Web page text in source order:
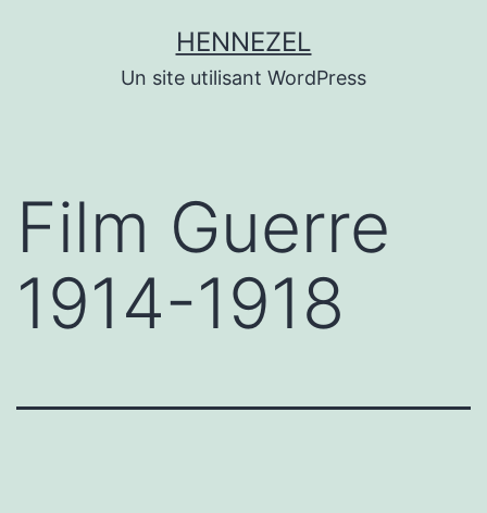
HENNEZEL
Un site utilisant WordPress
Film Guerre
1914-1918